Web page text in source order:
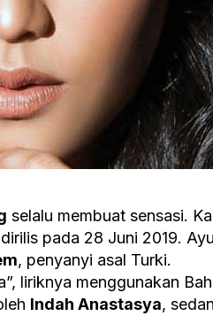
selalu membuat sensasi.
pada 28 Juni 2019.
, penyanyi asal Turki.
liriknya menggunakan
Indah Anastasya,